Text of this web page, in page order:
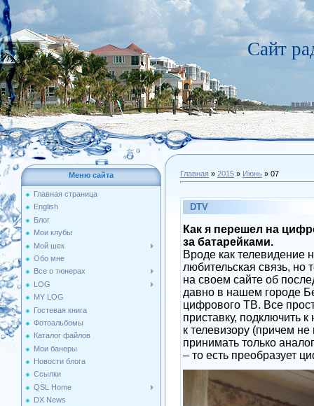
Сайт
Меню сайта
Главная страница
English
Блог
Мои клубы
Мой шек
Обо мне
Все о тюнерах
LOG
MY LOG
Гостевая книга
Фотоальбомы
Каталог файлов
Мои банеры
Новости блога
Ссылки
QSL Home
DX News
Главная » 2015 » Июнь » 07
DTV
Как я перешел на
за батарейками.
Вроде как телевидение
любительская связь, но
на своем сайте об
давно в нашем городе
цифрового ТВ. Все
приставку, подключить
к телевизору (причем
принимать только
– то есть преобразует